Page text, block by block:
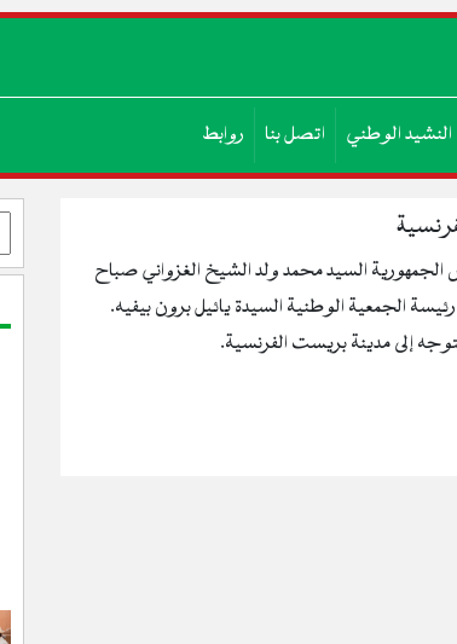
النشيد الوطني اتصل بنا روابط
الجمهورية السيد محمد ولد الشيخ الغزواني صباح
الجمعية الوطنية السيدة يائيل برون بيفيه.
إلى مدينة بريست الفرنسية.